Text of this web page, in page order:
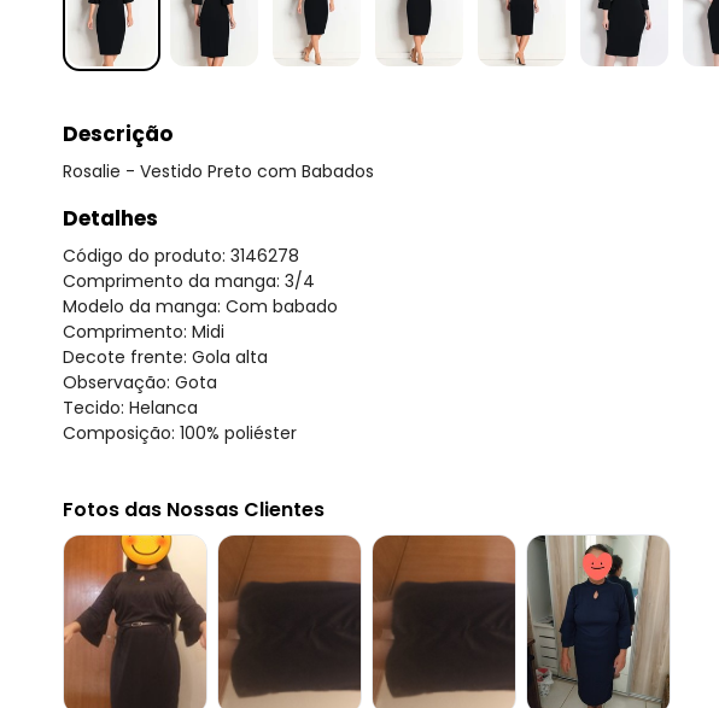
Descrição
Rosalie - Vestido Preto com Babados
Detalhes
Código do produto: 3146278
Comprimento da manga: 3/4
Modelo da manga: Com babado
Comprimento: Midi
Decote frente: Gola alta
Observação: Gota
Tecido: Helanca
Composição: 100% poliéster
Fotos das Nossas Clientes